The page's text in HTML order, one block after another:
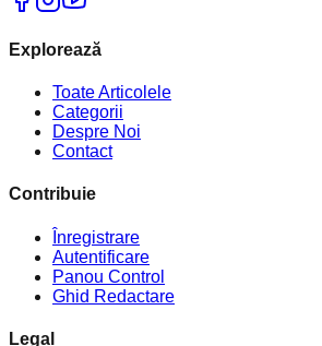
Explorează
Toate Articolele
Categorii
Despre Noi
Contact
Contribuie
Înregistrare
Autentificare
Panou Control
Ghid Redactare
Legal